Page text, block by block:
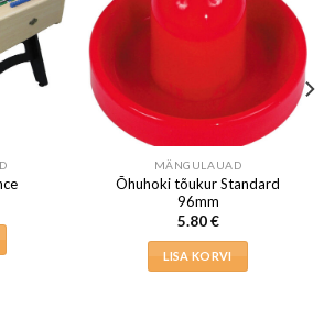
MÄNGULAUAD
Õhuhoki tõukur Standard
96mm
5.80€
LISA KORVI